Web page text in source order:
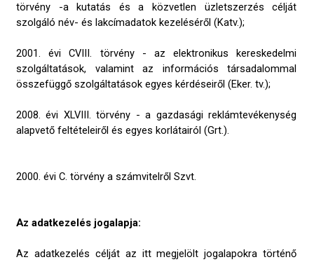
törvény -a kutatás és a közvetlen üzletszerzés célját
szolgáló név- és lakcímadatok kezeléséről (Katv.);
2001. évi CVIII. törvény - az elektronikus kereskedelmi
szolgáltatások, valamint az információs társadalommal
összefüggő szolgáltatások egyes kérdéseiről (Eker. tv.);
2008. évi XLVIII. törvény - a gazdasági reklámtevékenység
alapvető feltételeiről és egyes korlátairól (Grt.).
2000. évi C. törvény a számvitelről Szvt.
Az adatkezelés jogalapja:
Az adatkezelés célját az itt megjelölt jogalapokra történő